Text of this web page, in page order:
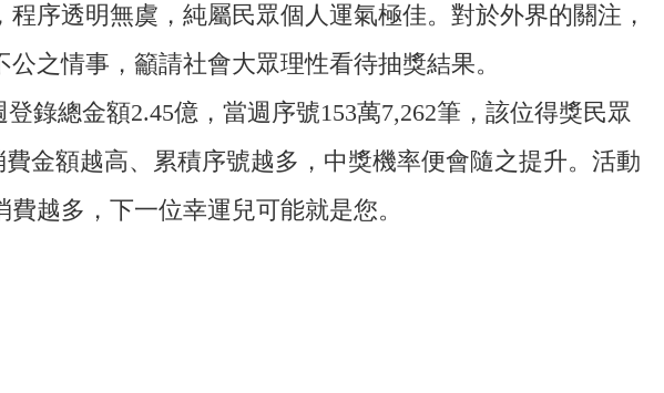
序透明無虞，純屬民眾個人運氣極佳。對於外界的關注，
之情事，籲請社會大眾理性看待抽獎結果。
錄總金額2.45億，當週序號153萬7,262筆，該位得獎民眾
金額越高、累積序號越多，中獎機率便會隨之提升。活動
越多，下一位幸運兒可能就是您。